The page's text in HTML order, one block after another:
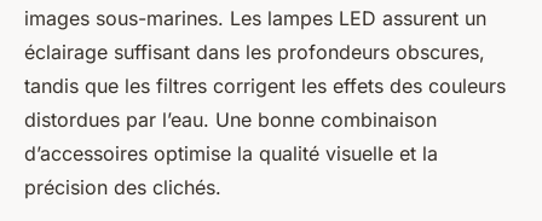
images sous-marines. Les lampes LED assurent un
éclairage suffisant dans les profondeurs obscures,
tandis que les filtres corrigent les effets des couleurs
distordues par l’eau. Une bonne combinaison
d’accessoires optimise la qualité visuelle et la
précision des clichés.